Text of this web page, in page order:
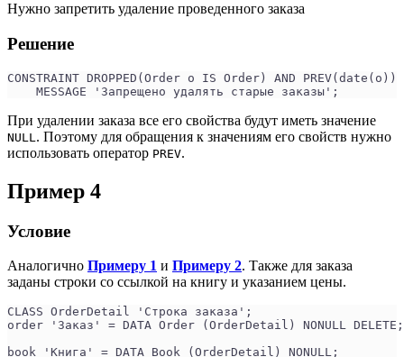
Нужно запретить удаление проведенного заказа
Решение
CONSTRAINT DROPPED(Order o IS Order) AND
    MESSAGE 'Запрещено удалять старые заказы';
При удалении заказа все его свойства будут иметь значение
NULL . Поэтому для обращения к значениям его свойств нужно
использовать оператор PREV.
Пример 4
Условие
Аналогично Примеру 1 и Примеру 2. Также для заказа
заданы строки со ссылкой на книгу и указанием цены.
CLASS OrderDetail 'Строка заказа';
order 'Заказ' = DATA Order (OrderDetail) NONULL DELETE;
book 'Книга' = DATA Book (OrderDetail) NONULL;